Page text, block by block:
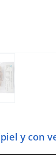
y con